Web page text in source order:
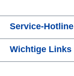
Service-Hotline
Wichtige Links